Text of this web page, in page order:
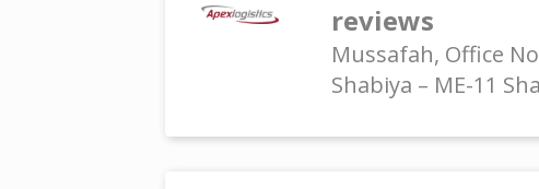
reviews
Mussafah, Office
Shabiya – ME-11